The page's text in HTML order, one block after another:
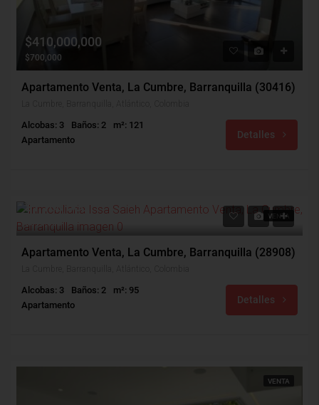
$410,000,000
$700,000
Apartamento Venta, La Cumbre, Barranquilla (30416)
Alcobas: 3 Baños: 2
m²: 121
Apartamento
Detalles
VENTA
$1,100,000
$310,000
Apartamento Venta, La Cumbre, Barranquilla (28908)
Alcobas: 3 Baños: 2
m²: 95
Apartamento
Detalles
VENTA